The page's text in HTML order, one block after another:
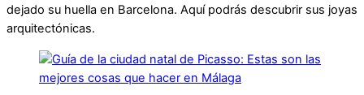
dejado su huella en Barcelona. Aquí podrás descubrir sus joyas
arquitectónicas.